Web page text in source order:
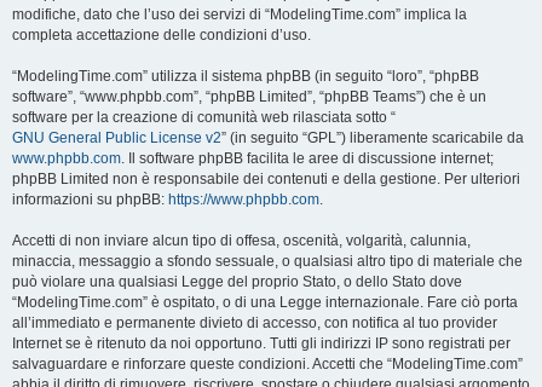
modifiche, dato che l’uso dei servizi di “ModelingTime.com” implica la
completa accettazione delle condizioni d’uso.
“ModelingTime.com” utilizza il sistema phpBB (in seguito “loro”, “phpBB
software”, “www.phpbb.com”, “phpBB Limited”, “phpBB Teams”) che è un
software per la creazione di comunità web rilasciata sotto “
GNU General Public License v2” (in seguito “GPL”) liberamente scaricabile da
www.phpbb.com. Il software phpBB facilita le aree di discussione internet;
phpBB Limited non è responsabile dei contenuti e della gestione. Per ulteriori
informazioni su phpBB: https://www.phpbb.com.
Accetti di non inviare alcun tipo di offesa, oscenità, volgarità, calunnia,
minaccia, messaggio a sfondo sessuale, o qualsiasi altro tipo di materiale che
può violare una qualsiasi Legge del proprio Stato, o dello Stato dove
“ModelingTime.com” è ospitato, o di una Legge internazionale. Fare ciò porta
all’immediato e permanente divieto di accesso, con notifica al tuo provider
Internet se è ritenuto da noi opportuno. Tutti gli indirizzi IP sono registrati per
salvaguardare e rinforzare queste condizioni. Accetti che “ModelingTime.com”